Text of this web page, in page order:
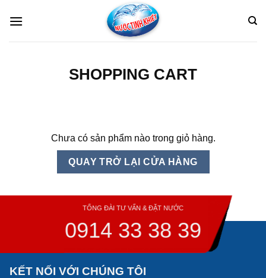
SHOPPING CART
Chưa có sản phẩm nào trong giỏ hàng.
QUAY TRỞ LẠI CỬA HÀNG
TỔNG ĐÀI TƯ VẤN & ĐẶT NƯỚC
0914 33 38 39
KẾT NỐI VỚI CHÚNG TÔI